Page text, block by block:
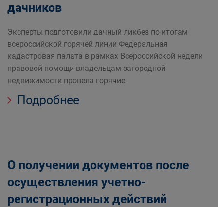
дачников
Эксперты подготовили дачный ликбез по итогам
всероссийской горячей линии Федеральная
кадастровая палата в рамках Всероссийской недели
правовой помощи владельцам загородной
недвижимости провела горячие
Подробнее
О получении документов после
осуществления учетно-
регистрационных действий